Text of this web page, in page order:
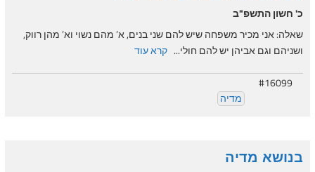
כ' חשון התשפ"ב
שאלה: אני מכיר משפחה שיש להם שני בנים, א’ מהם נשוי וא’ מהן רווק,
ושניהם וגם אביהן יש להם חולי... קרא עוד
#16099
מדיה
בנושא מדיה